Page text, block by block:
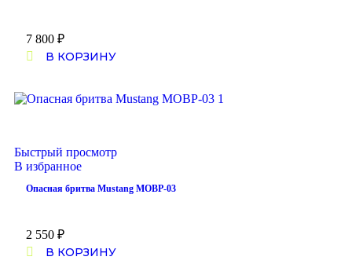
7 800 ₽
В КОРЗИНУ
Быстрый просмотр
В избранное
Опасная бритва Mustang MOBP-03
2 550 ₽
В КОРЗИНУ